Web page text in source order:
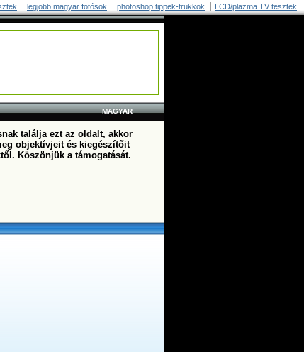
legjobb magyar fotósok photoshop tippek-trükkök LCD/plazma TV tesztek
MAGYAR
találja ezt az oldalt, akkor
objektívjeit és kiegészítőit
Köszönjük a támogatását.